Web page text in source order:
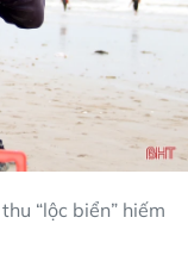
“lộc biển” hiếm